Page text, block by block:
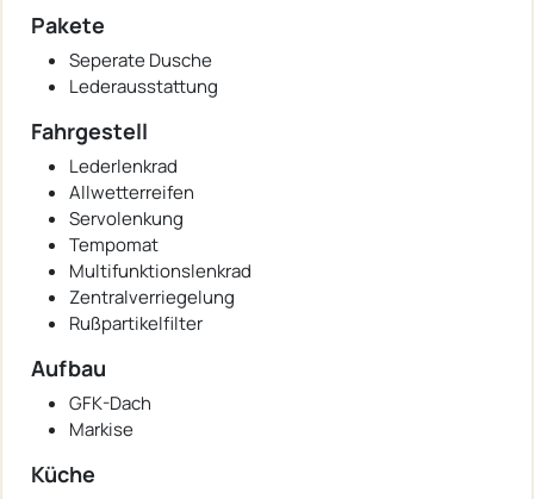
Pakete
Seperate Dusche
Lederausstattung
Fahrgestell
Lederlenkrad
Allwetterreifen
Servolenkung
Tempomat
Multifunktionslenkrad
Zentralverriegelung
Rußpartikelfilter
Aufbau
GFK-Dach
Markise
Küche